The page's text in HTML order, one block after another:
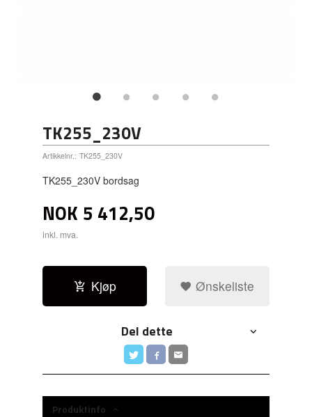
TK255_230V
Artikkelnr.: TK255_230V
TK255_230V bordsag
NOK 5 412,50
inkl. mva.
Kjøp Ønskeliste
Del dette
Produktinfo